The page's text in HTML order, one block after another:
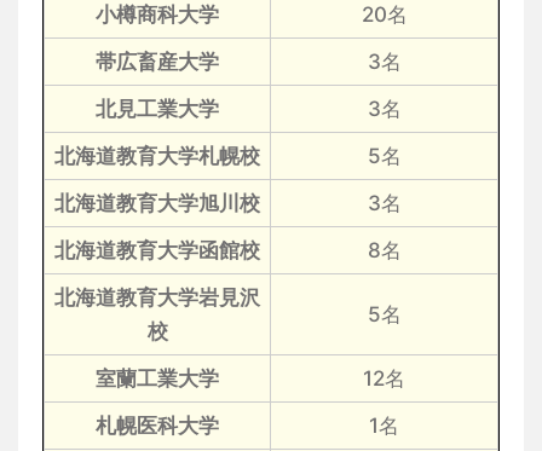
小樽商科大学
20名
帯広畜産大学
3名
北見工業大学
3名
北海道教育大学札幌校
5名
北海道教育大学旭川校
3名
北海道教育大学函館校
8名
北海道教育大学岩見沢
校
5名
室蘭工業大学
12名
札幌医科大学
1名